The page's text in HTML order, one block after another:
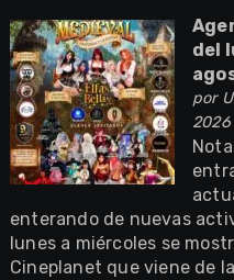
del
por
2026
enterando de nuevas
lunes a miércoles se
Cineplanet que viene de